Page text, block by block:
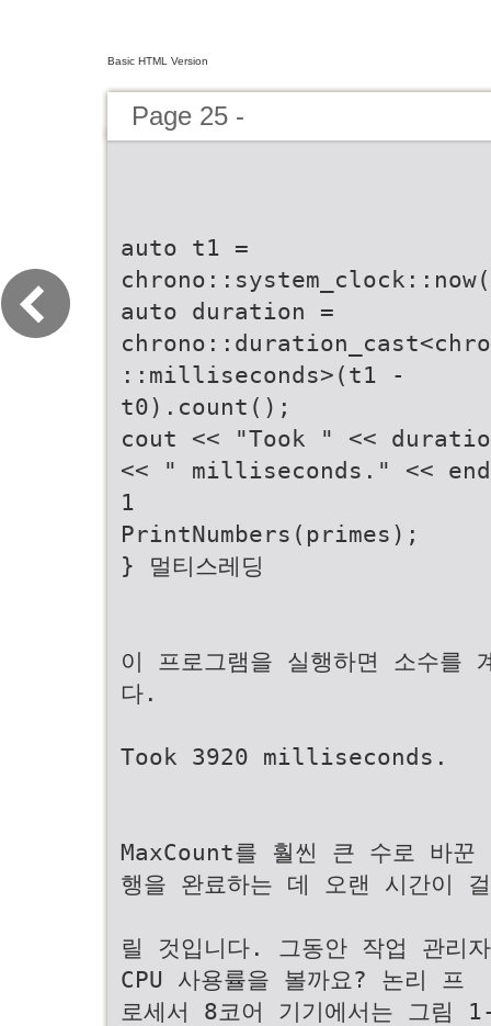
Basic HTML Version
Page 25 -
auto t1 =
auto duration =
::milliseconds>(t1 -
t0).count();
cout << "Took " <<
<< " milliseconds." <<
1
PrintNumbers(primes);
} 멀티스레딩
이 프로그램을 실행하면 소수를
다.
Took 3920 milliseconds.
MaxCount를 훨씬 큰 수로 바
행을 완료하는 데 오랜 시간이 걸
릴 것입니다. 그동안 작업 관리
CPU 사용률을 볼까요? 논리 프
로세서 8코어 기기에서는 그림